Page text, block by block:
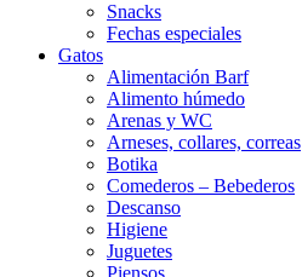
Snacks
Fechas especiales
Gatos
Alimentación Barf
Alimento húmedo
Arenas y WC
Arneses, collares, correas
Botika
Comederos – Bebederos
Descanso
Higiene
Juguetes
Piensos